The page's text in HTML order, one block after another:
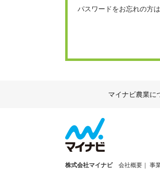
パスワードをお忘れの方は
マイナビ農業に
株式会社マイナビ 会社概要 事